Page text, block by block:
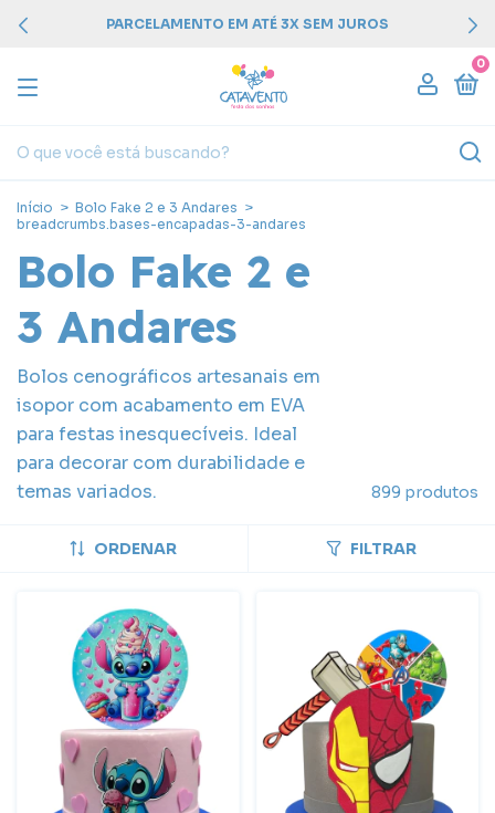
PARCELAMENTO EM ATÉ 3X SEM JUROS
0
Início > Bolo Fake 2 e 3 Andares >
breadcrumbs.bases-encapadas-3-andares
Bolo Fake 2 e
3 Andares
Bolos cenográficos artesanais em
isopor com acabamento em EVA
para festas inesquecíveis. Ideal
para decorar com durabilidade e
temas variados.
899 produtos
ORDENAR FILTRAR